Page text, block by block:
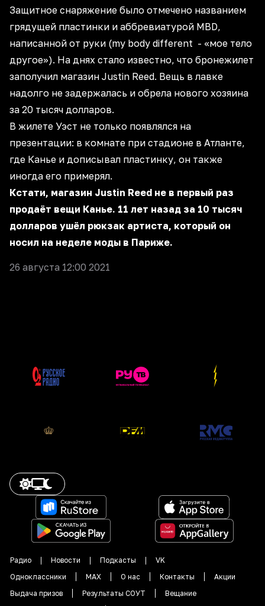
Защитное снаряжение было отмечено названием
грядущей пластинки и аббревиатурой MBD,
написанной от руки (my body different - «мое тело
другое»). На днях стало известно, что бронежилет
заполучил магазин Justin Reed. Вещь в лавке
надолго не задержалась и обрела нового хозяина
за 20 тысяч долларов.
В жилете Уэст не только появлялся на
презентации: в комнате при стадионе в Атланте,
где Канье и дописывал пластинку, он также
иногда его примерял.
Кстати, магазин Justin Reed не в первый раз
продаёт вещи Канье. 11 лет назад за 10 тысяч
долларов ушёл рюкзак артиста, который он
носил на неделе моды в Париже.
26 августа 12:00 2021
Радио Новости Подкасты
VK
Одноклассники
MAX О нас Контакты
Акции
Выдача призов
Результаты СОУТ
Вещание